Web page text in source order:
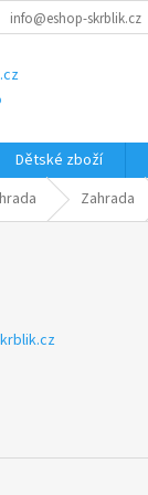
info@eshop-skrblik.cz
Dětské zboží
Zahrada